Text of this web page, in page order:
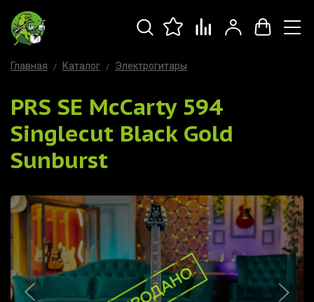
Главная Каталог Электрогитары
PRS SE McCarty 594
Singlecut Black Gold
Sunburst